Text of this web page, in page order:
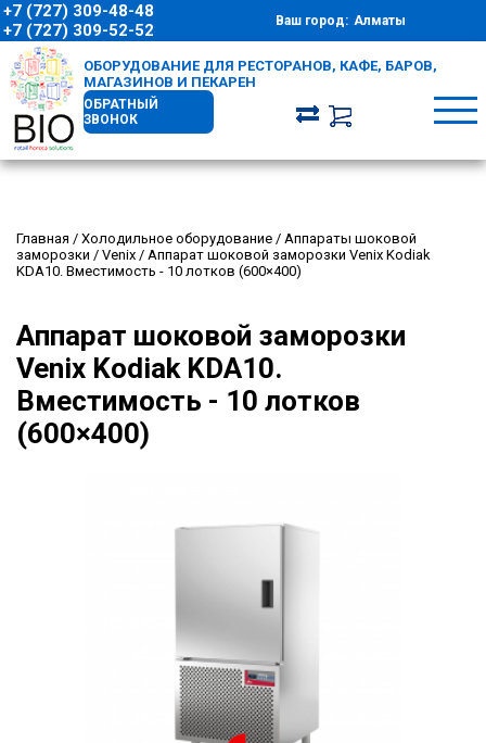
+7 (727) 309-48-48
+7 (727) 309-52-52
Ваш город: Алматы
ОБОРУДОВАНИЕ ДЛЯ РЕСТОРАНОВ, КАФЕ, БАРОВ,
МАГАЗИНОВ И ПЕКАРЕН
ОБРАТНЫЙ
ЗВОНОК
Главная / Холодильное оборудование / Аппараты шоковой
заморозки / Venix / Аппарат шоковой заморозки Venix Kodiak
KDA10. Вместимость - 10 лотков (600×400)
Аппарат шоковой заморозки
Venix Kodiak KDA10.
Вместимость - 10 лотков
(600×400)